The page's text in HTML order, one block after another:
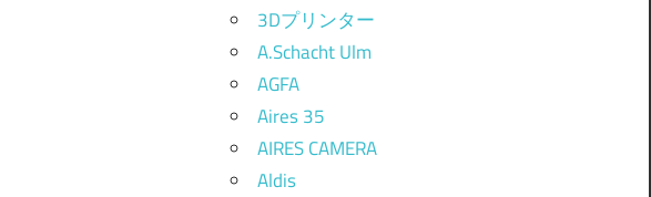
3Dプリンター
A.Schacht Ulm
AGFA
Aires 35
AIRES CAMERA
Aldis